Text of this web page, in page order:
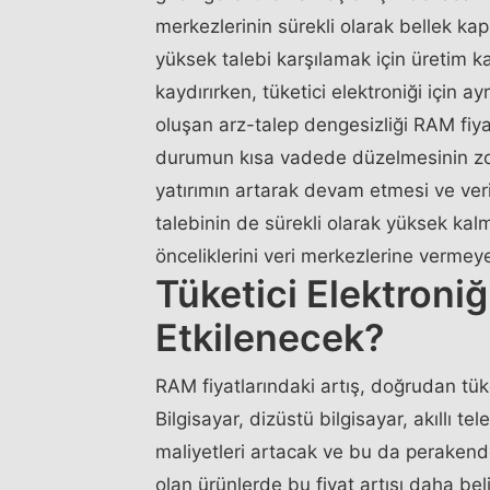
merkezlerinin sürekli olarak bellek
yüksek talebi karşılamak için üretim
kaydırırken, tüketici elektroniği için
oluşan arz-talep dengesizliği RAM
durumun kısa vadede düzelmesinin
yatırımın artarak devam etmesi ve
talebinin de sürekli olarak yüksek
önceliklerini veri merkezlerine
Tüketici
Etkilenecek?
RAM fiyatlarındaki artış, doğrudan
Bilgisayar, dizüstü bilgisayar, akıllı
maliyetleri artacak ve bu da
olan ürünlerde bu fiyat artışı daha